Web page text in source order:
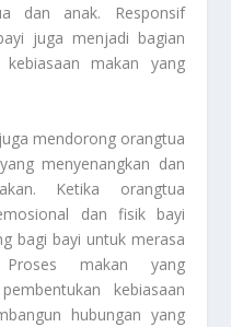
dan anak. Responsif
juga menjadi bagian
makan yang
mendorong orangtua
menyenangkan dan
Ketika orangtua
dan fisik bayi
bagi bayi untuk merasa
makan yang
kebiasaan
hubungan yang